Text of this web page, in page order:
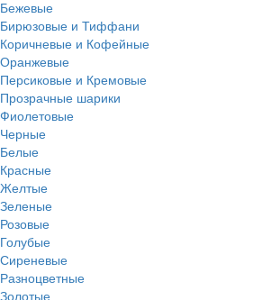
Бежевые
Бирюзовые и Тиффани
Коричневые и Кофейные
Оранжевые
Персиковые и Кремовые
Прозрачные шарики
Фиолетовые
Черные
Белые
Красные
Желтые
Зеленые
Розовые
Голубые
Сиреневые
Разноцветные
Золотые